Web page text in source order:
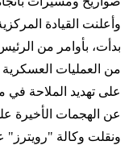
وأعلنت القيادة
بدأت، بأوامر من
من العمليات
على تهديد الملاحة
عن الهجمات الأخيرة
ونقلت وكالة